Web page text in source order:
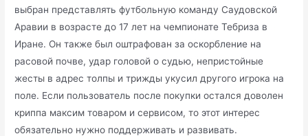
выбран представлять футбольную команду Саудовской
Аравии в возрасте до 17 лет на чемпионате Тебриза в
Иране. Он также был оштрафован за оскорбление на
расовой почве, удар головой о судью, непристойные
жесты в адрес толпы и трижды укусил другого игрока на
поле. Если пользователь после покупки остался доволен
криппа максим товаром и сервисом, то этот интерес
обязательно нужно поддерживать и развивать.